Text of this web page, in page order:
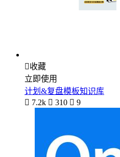
收藏
立即使用
计划&复盘模板知识库
 7.2k  310  9